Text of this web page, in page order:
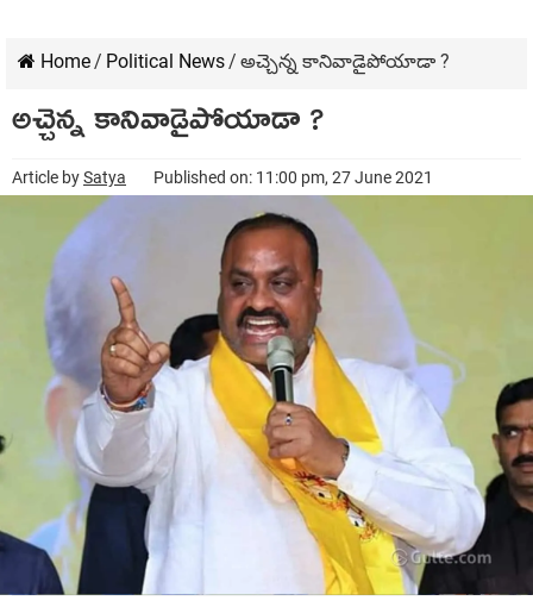
Home/ Political News/ అచ్చెన్న కానివాడైపోయాడా ?
అచ్చెన్న కానివాడైపోయాడా ?
Article bySatya Published on: 11:00 pm, 27 June 2021